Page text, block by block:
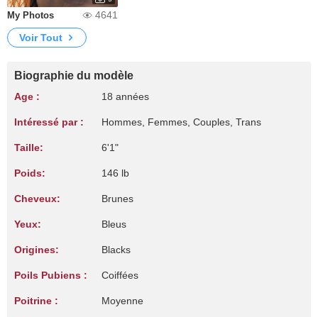
My Photos
4641
Voir Tout
Biographie du modèle
Age : 18 années
Intéressé par : Hommes, Femmes, Couples, Trans
Taille: 6'1"
Poids: 146 lb
Cheveux: Brunes
Yeux: Bleus
Origines: Blacks
Poils Pubiens : Coiffées
Poitrine : Moyenne